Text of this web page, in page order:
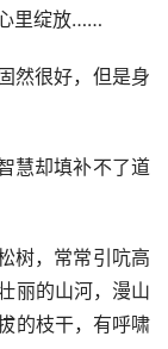
里绽放……
很好，但是身
却填补不了道
，常常引吭高
丽的山河，漫山
的枝干，有呼啸